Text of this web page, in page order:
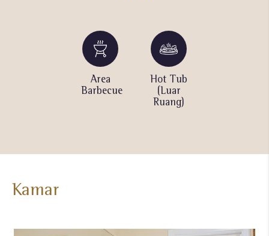
Area
Barbecue
Hot Tub
(Luar
Ruang)
Kamar